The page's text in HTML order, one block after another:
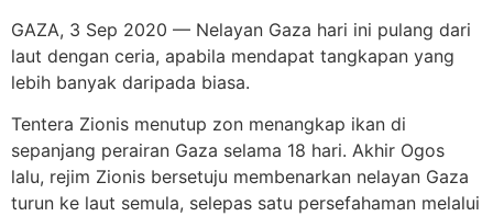
GAZA, 3 Sep 2020 — Nelayan Gaza hari ini pulang dari
laut dengan ceria, apabila mendapat tangkapan yang
lebih banyak daripada biasa.
Tentera Zionis menutup zon menangkap ikan di
sepanjang perairan Gaza selama 18 hari. Akhir Ogos
lalu, rejim Zionis bersetuju membenarkan nelayan Gaza
turun ke laut semula, selepas satu persefahaman melalui